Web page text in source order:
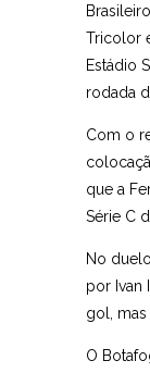
Tricolor
Estádio
rodada
Com o
que a
Série C
No
por Ivan
gol,
O